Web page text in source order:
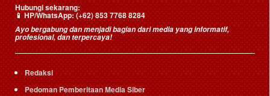
Hubungi sekarang:
📱HP/WhatsApp:(+62) 853 7768 8284
Ayo bergabung dan menjadi bagian dari media yang informatif,
profesional, dan terpercaya!
Redaksi
Pedoman Pemberitaan Media Siber